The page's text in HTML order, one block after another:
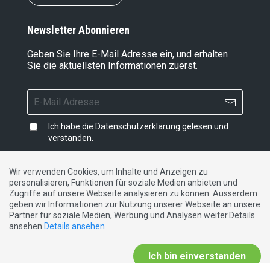
Newsletter Abonnieren
Geben Sie Ihre E-Mail Adresse ein, und erhalten
Sie die aktuellsten Informationen zuerst.
Ich habe die Datenschutzerklärung gelesen und
verstanden.
Impressum|Datenschutzerklärung|Kontakt
DE FR IT
Wir verwenden Cookies, um Inhalte und Anzeigen zu
personalisieren, Funktionen für soziale Medien anbieten und
Zugriffe auf unsere Webseite analysieren zu können. Ausserdem
geben wir Informationen zur Nutzung unserer Webseite an unsere
Partner für soziale Medien, Werbung und Analysen weiter.Details
ansehen Details ansehen
Ich bin einverstanden